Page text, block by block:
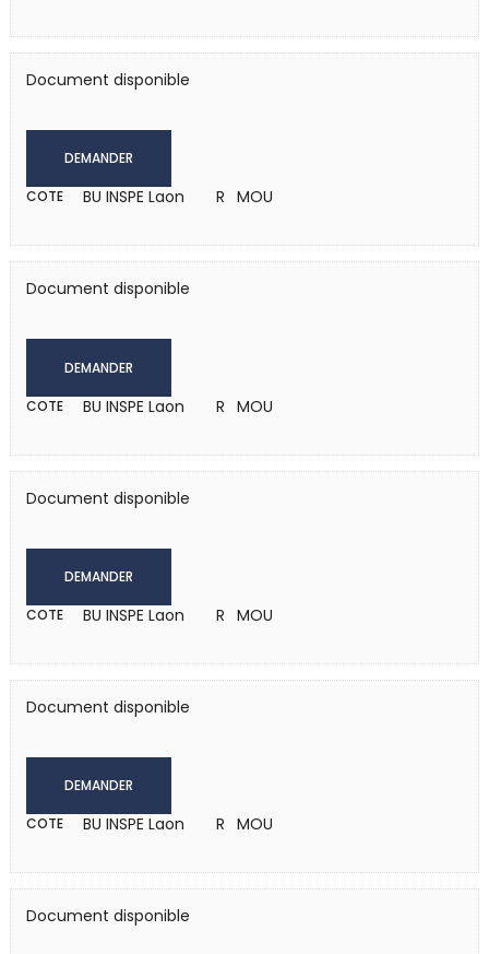
Document disponible
DEMANDER
COTE BU INSPE Laon R MOU
Document disponible
DEMANDER
COTE BU INSPE Laon R MOU
Document disponible
DEMANDER
COTE BU INSPE Laon R MOU
Document disponible
DEMANDER
COTE BU INSPE Laon R MOU
Document disponible